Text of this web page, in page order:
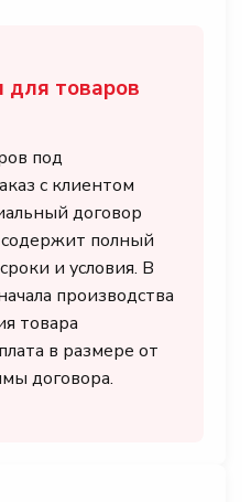
для товаров
под
с клиентом
договор
полный
и условия. В
производства
товара
в размере от
договора.